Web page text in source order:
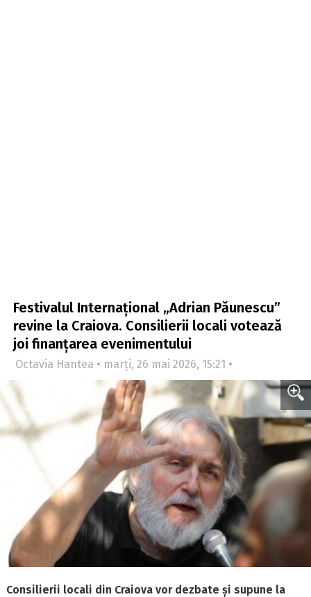
Festivalul Internațional „Adrian Păunescu”
revine la Craiova. Consilierii locali votează
joi finanțarea evenimentului
Octavia Hantea • marți, 26 mai 2026, 15:21 •
Consilierii locali din Craiova vor dezbate și supune la